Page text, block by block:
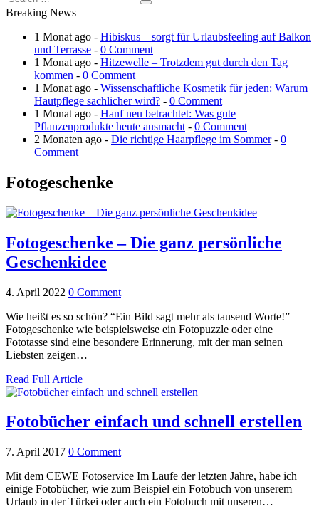
Breaking News
1 Monat ago - Hibiskus – sorgt für Urlaubsfeeling auf Balkon
und Terrasse - 0 Comment
1 Monat ago - Hitzewelle – Trotzdem gut durch den Tag
kommen - 0 Comment
1 Monat ago - Wissenschaftliche Kosmetik für jeden: Warum
Hautpflege sachlicher wird? - 0 Comment
1 Monat ago - Hanf neu betrachtet: Was gute
Pflanzenprodukte heute ausmacht - 0 Comment
2 Monaten ago - Die richtige Haarpflege im Sommer- 0
Comment
Fotogeschenke
Fotogeschenke – Die ganz persönliche
Geschenkidee
4. April 2022 0 Comment
Wie heißt es so schön? “Ein Bild sagt mehr als tausend Worte!”
Fotogeschenke wie beispielsweise ein Fotopuzzle oder eine
Fototasse sind eine besondere Erinnerung, mit der man seinen
Liebsten zeigen…
Read Full Article
Fotobücher einfach und schnell erstellen
7. April 2017 0 Comment
Mit dem CEWE Fotoservice Im Laufe der letzten Jahre, habe ich
einige Fotobücher, wie zum Beispiel ein Fotobuch von unserem
Urlaub in der Türkei oder auch ein Fotobuch mit unseren…